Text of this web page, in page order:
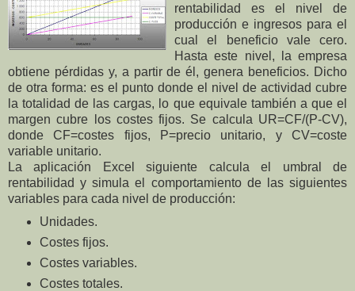
rentabilidad es el nivel de
producción e ingresos para el
cual el beneficio vale cero.
Hasta este nivel, la empresa
obtiene pérdidas y, a partir de él, genera beneficios. Dicho
de otra forma: es el punto donde el nivel de actividad cubre
la totalidad de las cargas, lo que equivale también a que el
margen cubre los costes fijos. Se calcula UR=CF/(P-CV),
donde CF=costes fijos, P=precio unitario, y CV=coste
variable unitario.
La aplicación Excel siguiente calcula el umbral de
rentabilidad y simula el comportamiento de las siguientes
variables para cada nivel de producción:
Unidades.
Costes fijos.
Costes variables.
Costes totales.